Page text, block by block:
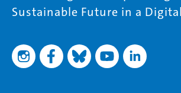
Sustainable Future in a